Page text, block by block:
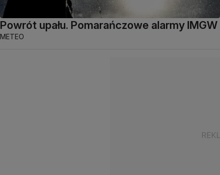
Powrót upału. Pomarańczowe alarmy IMGW
METEO